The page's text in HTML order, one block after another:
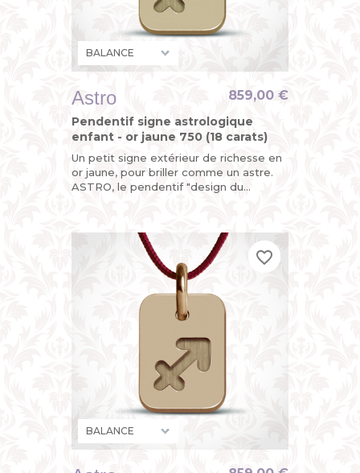
Astro
Pendentif signe astrologique
enfant - or jaune 750 (18 carats)
Un petit signe extérieur de richesse en
or jaune, pour briller comme un astre.
ASTRO, le pendentif "design du
859,00 €
favorite_border
favorite_border
favorite_border